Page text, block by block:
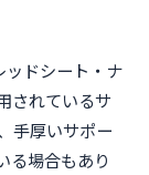
ドシート・ナ
されているサ
手厚いサポー
る場合もあり